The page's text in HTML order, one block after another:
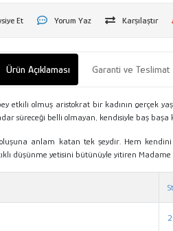
Et Yorum Yaz Karşılaştır
Ürün Açıklaması Garanti ve Teslimat
etkili olmuş aristokrat bir kadının
süreceği belli olmayan, kendisiyle baş
anlam katan tek şeydir. Hem
düşünme yetisini bütünüyle yitiren